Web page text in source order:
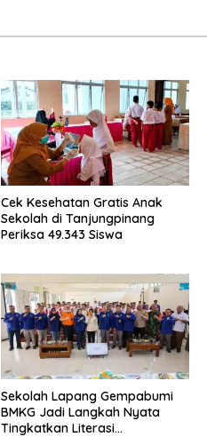
Cek Kesehatan Gratis Anak
Sekolah di Tanjungpinang
Periksa 49.343 Siswa
Sekolah Lapang Gempabumi
BMKG Jadi Langkah Nyata
Tingkatkan Literasi